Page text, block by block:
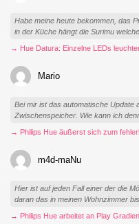
Habe meine heute bekommen, das
in der Küche hängt die Surimu
→ Hue Datura: Einzelne LEDs
Mario
Bei mir ist das automatische Update
Zwischenspeicher. Wie kann ich
→ Philips Hue äußerst sich zum
m4d-maNu
Hier ist auf jeden Fall einer der die
daran das in meinen Wohnzimmer
→ Philips Hue arbeitet an Play